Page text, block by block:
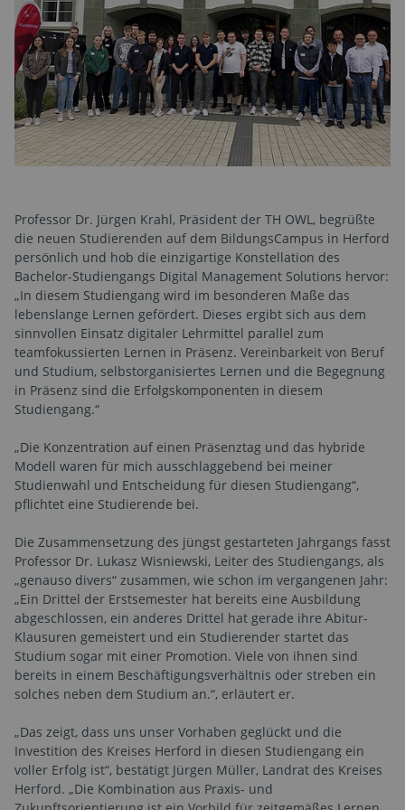
Professor Dr. Jürgen Krahl, Präsident der TH OWL, begrüßte
die neuen Studierenden auf dem BildungsCampus in Herford
persönlich und hob die einzigartige Konstellation des
Bachelor-Studiengangs Digital Management Solutions hervor:
„In diesem Studiengang wird im besonderen Maße das
lebenslange Lernen gefördert. Dieses ergibt sich aus dem
sinnvollen Einsatz digitaler Lehrmittel parallel zum
teamfokussierten Lernen in Präsenz. Vereinbarkeit von Beruf
und Studium, selbstorganisiertes Lernen und die Begegnung
in Präsenz sind die Erfolgskomponenten in diesem
Studiengang.“
„Die Konzentration auf einen Präsenztag und das hybride
Modell waren für mich ausschlaggebend bei meiner
Studienwahl und Entscheidung für diesen Studiengang“,
pflichtet eine Studierende bei.
Die Zusammensetzung des jüngst gestarteten Jahrgangs fasst
Professor Dr. Lukasz Wisniewski, Leiter des Studiengangs, als
„genauso divers“ zusammen, wie schon im vergangenen Jahr:
„Ein Drittel der Erstsemester hat bereits eine Ausbildung
abgeschlossen, ein anderes Drittel hat gerade ihre Abitur-
Klausuren gemeistert und ein Studierender startet das
Studium sogar mit einer Promotion. Viele von ihnen sind
bereits in einem Beschäftigungsverhältnis oder streben ein
solches neben dem Studium an.“, erläutert er.
„Das zeigt, dass uns unser Vorhaben geglückt und die
Investition des Kreises Herford in diesen Studiengang ein
voller Erfolg ist“, bestätigt Jürgen Müller, Landrat des Kreises
Herford. „Die Kombination aus Praxis- und